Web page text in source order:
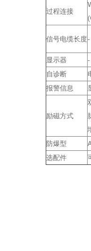
过程连接
信号电缆长度-
显示器
-
自诊断
报警信息
励磁方式
防爆型
选配件